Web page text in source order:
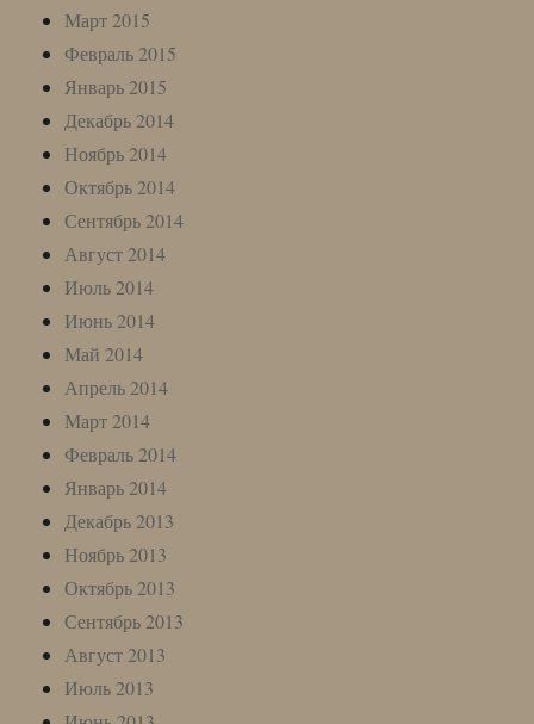
Март 2015
Февраль 2015
Январь 2015
Декабрь 2014
Ноябрь 2014
Октябрь 2014
Сентябрь 2014
Август 2014
Июль 2014
Июнь 2014
Май 2014
Апрель 2014
Март 2014
Февраль 2014
Январь 2014
Декабрь 2013
Ноябрь 2013
Октябрь 2013
Сентябрь 2013
Август 2013
Июль 2013